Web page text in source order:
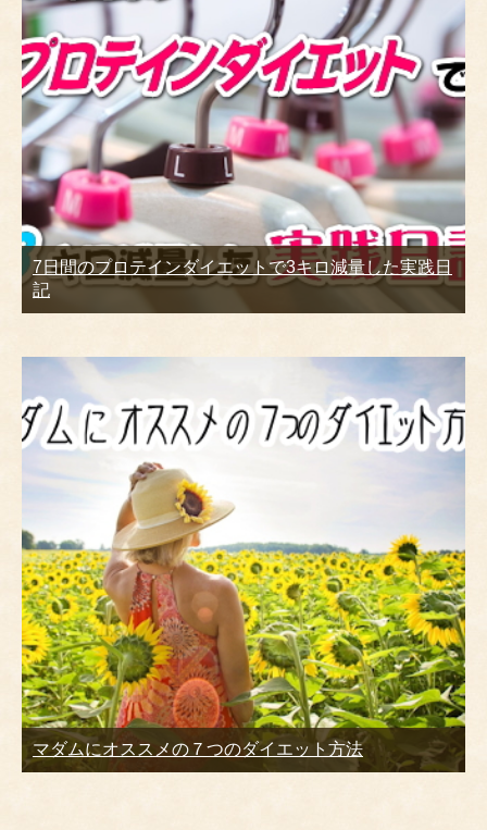
7日間のプロテインダイエットで3キロ減量した実践日
記
マダムにオススメの７つのダイエット方法